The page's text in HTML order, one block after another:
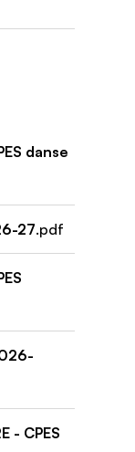
danse
27.pdf
- CPES